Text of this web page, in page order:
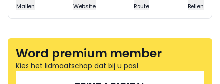
Mailen Website Route Bellen
Word premium member
Kies het lidmaatschap dat bij u past